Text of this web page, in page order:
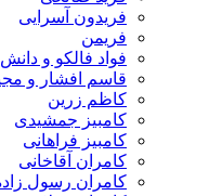
فریدون آسرایی
فواد فالکو و دانش عسکری
قاسم افشار و مجید مکس
کاظم زرین
کامبیز جمشیدی
کامبیز فراهانی
کامران آقاخانی
کامران رسول زاده